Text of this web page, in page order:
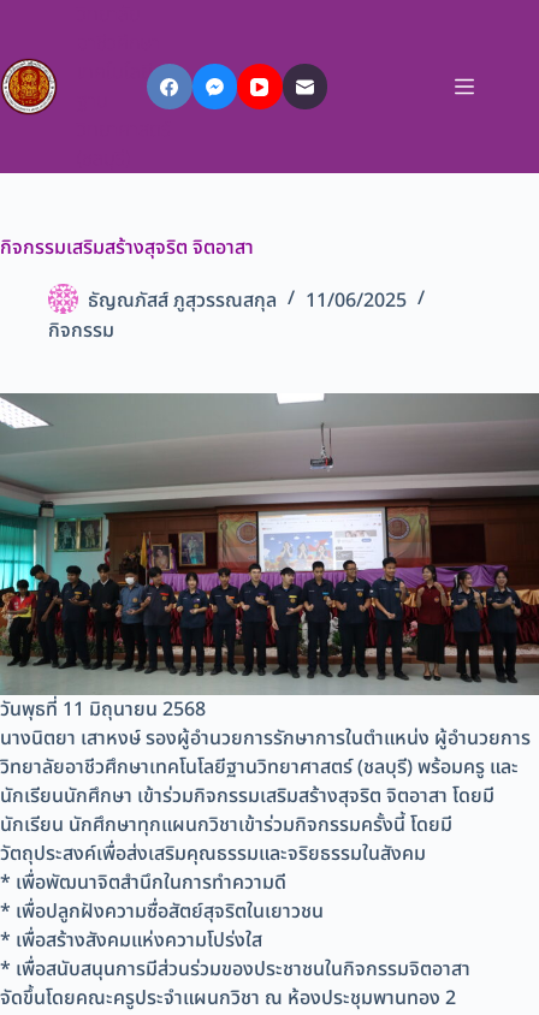
เทคโนโลยี
กิจกรรมเสริมสร้างสุจริต จิตอาสา
ธัญณภัสส์ ภูสุวรรณสกุล
11/06/2025
กิจกรรม
วันพุธที่ 11 มิถุนายน 2568
นางนิตยา เสาหงษ์ รองผู้อำนวยการรักษาการในตำแหน่ง ผู้อำนวยการ
วิทยาลัยอาชีวศึกษาเทคโนโลยีฐานวิทยาศาสตร์ (ชลบุรี) พร้อมครู และ
นักเรียนนักศึกษา เข้าร่วมกิจกรรมเสริมสร้างสุจริต จิตอาสา โดยมี
นักเรียน นักศึกษาทุกแผนกวิชาเข้าร่วมกิจกรรมครั้งนี้ โดยมี
วัตถุประสงค์เพื่อส่งเสริมคุณธรรมและจริยธรรมในสังคม
* เพื่อพัฒนาจิตสำนึกในการทำความดี
* เพื่อปลูกฝังความซื่อสัตย์สุจริตในเยาวชน
* เพื่อสร้างสังคมแห่งความโปร่งใส
* เพื่อสนับสนุนการมีส่วนร่วมของประชาชนในกิจกรรมจิตอาสา
จัดขึ้นโดยคณะครูประจำแผนกวิชา ณ ห้องประชุมพานทอง 2